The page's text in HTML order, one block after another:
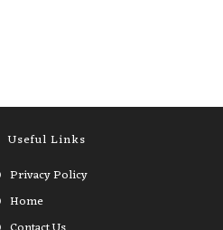
Useful Links
Privacy Policy
Home